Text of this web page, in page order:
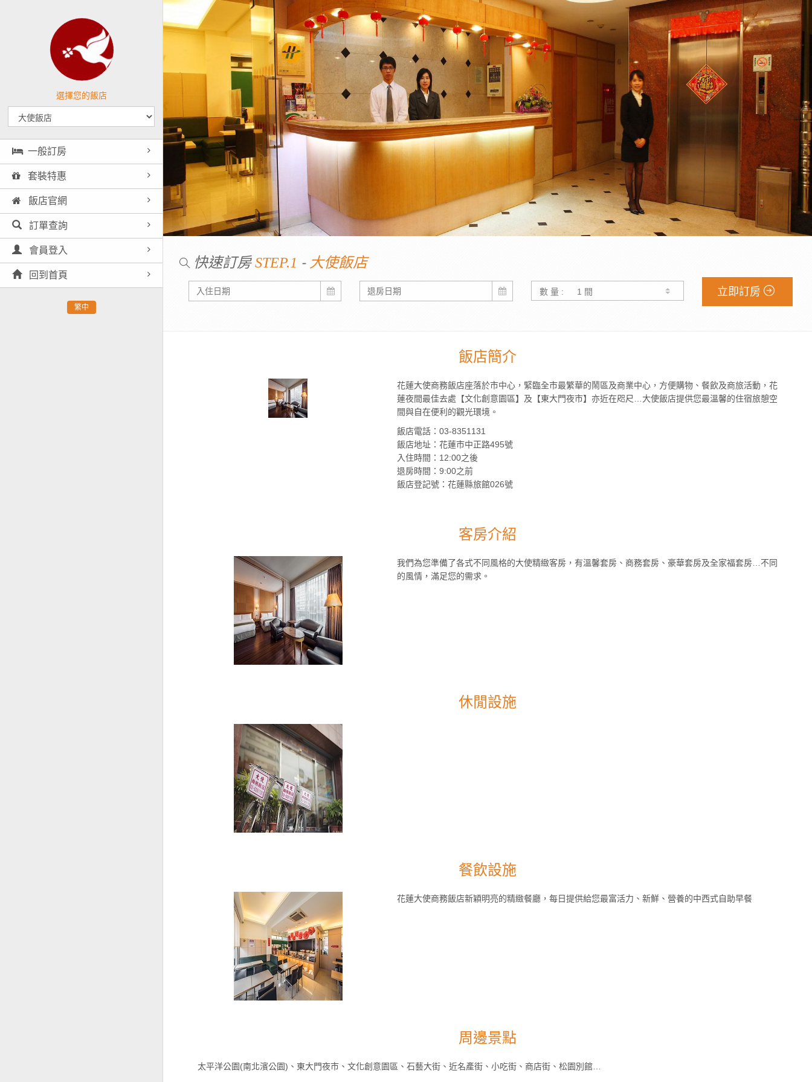
選擇您的飯店
一般訂房
套裝特惠
飯店官網
訂單查詢
會員登入
回到首頁
繁中
快速訂房STEP.1 - 大使飯店
數 量 : 立即訂房
飯店簡介
花蓮大使商務飯店座落於市中心，緊臨全市最繁華的鬧區及商業中心，方便購物、餐飲及商旅活動，花
蓮夜間最佳去處【文化創意園區】及【東大門夜市】亦近在咫尺…大使飯店提供您最溫馨的住宿旅憩空
間與自在便利的觀光環境。
飯店電話：03-8351131
飯店地址：花蓮市中正路495號
入住時間：12:00之後
退房時間：9:00之前
飯店登記號：花蓮縣旅館026號
客房介紹
我們為您準備了各式不同風格的大使精緻客房，有溫馨套房、商務套房、豪華套房及全家福套房…不同
的風情，滿足您的需求。
休閒設施
餐飲設施
花蓮大使商務飯店新穎明亮的精緻餐廳，每日提供給您最富活力、新鮮、營養的中西式自助早餐
周邊景點
太平洋公園(南北濱公園)、東大門夜市、文化創意園區、石藝大街、近名產街、小吃街、商店街、松園別館…